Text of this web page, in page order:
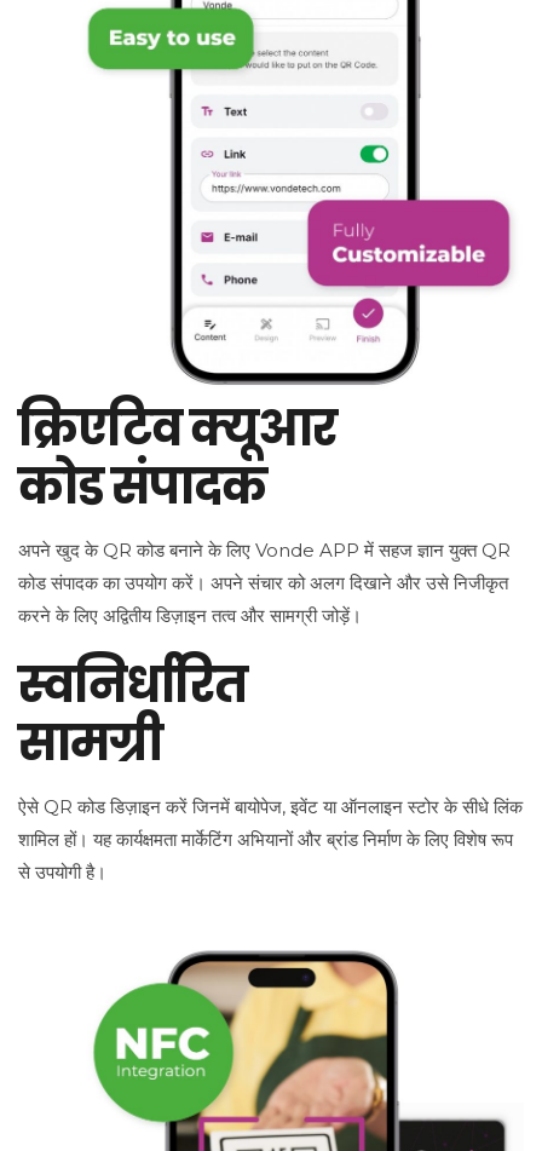
क्रिएटिव क्यूआर
कोड संपादक
अपने खुद के QR कोड बनाने के लिए Vonde APP में सहज ज्ञान युक्त QR
कोड संपादक का उपयोग करें। अपने संचार को अलग दिखाने और उसे निजीकृत
करने के लिए अद्वितीय डिज़ाइन तत्व और सामग्री जोड़ें।
स्वनिर्धारित
सामग्री
ऐसे QR कोड डिज़ाइन करें जिनमें बायोपेज, इवेंट या ऑनलाइन स्टोर के सीधे लिंक
शामिल हों। यह कार्यक्षमता मार्केटिंग अभियानों और ब्रांड निर्माण के लिए विशेष रूप
से उपयोगी है।